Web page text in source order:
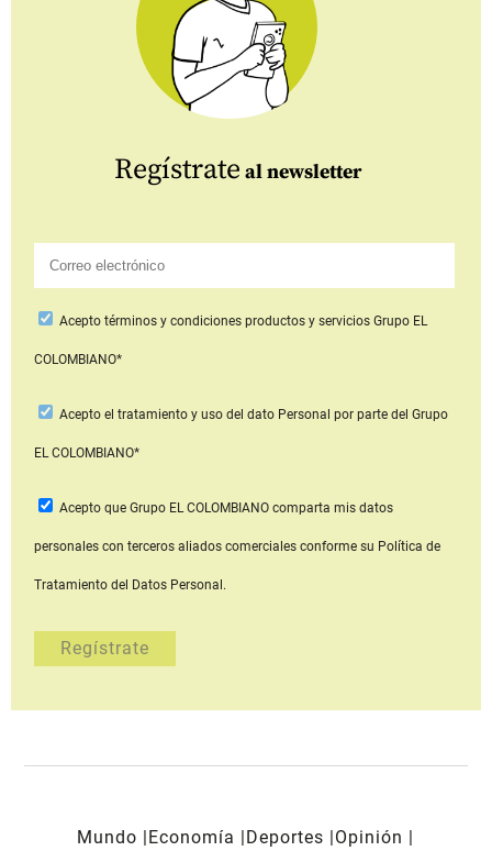
Regístrate al newsletter
Aceptotérminos y condiciones productos y serviciosGrupo EL
COLOMBIANO*
Acepto el tratamiento y uso del dato Personal por parte del Grupo
EL COLOMBIANO*
Acepto que Grupo EL COLOMBIANOcomparta mis datos
personales con terceros aliados comerciales conforme su Política de
Tratamiento del Datos Personal.
Mundo Economía Deportes
Opinión